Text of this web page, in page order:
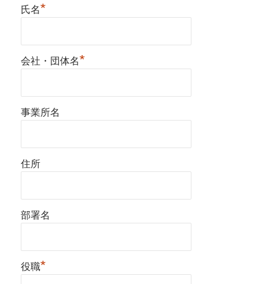
氏名*
会社・団体名*
事業所名
住所
部署名
役職*